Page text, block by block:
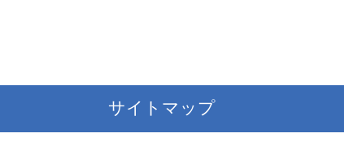
サイトマップ